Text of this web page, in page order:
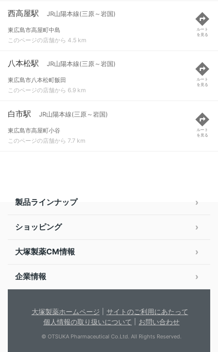
西高屋駅 JR山陽本線(三原～岩国)
東広島市高屋町中島
このページの店舗から 4.5 km
ルート
を見る
八本松駅 JR山陽本線(三原～岩国)
東広島市八本松町飯田
このページの店舗から 6.9 km
ルート
を見る
白市駅 JR山陽本線(三原～岩国)
東広島市高屋町小谷
このページの店舗から 7.7 km
ルート
を見る
製品ラインナップ
ショッピング
大塚製薬CM情報
企業情報
大塚製薬ホームページ
サイトのご利用にあたって
個人情報の取り扱いについて
お問い合わせ
© OTSUKA Pharmaceutical Co.Ltd. All Rights Reserved.